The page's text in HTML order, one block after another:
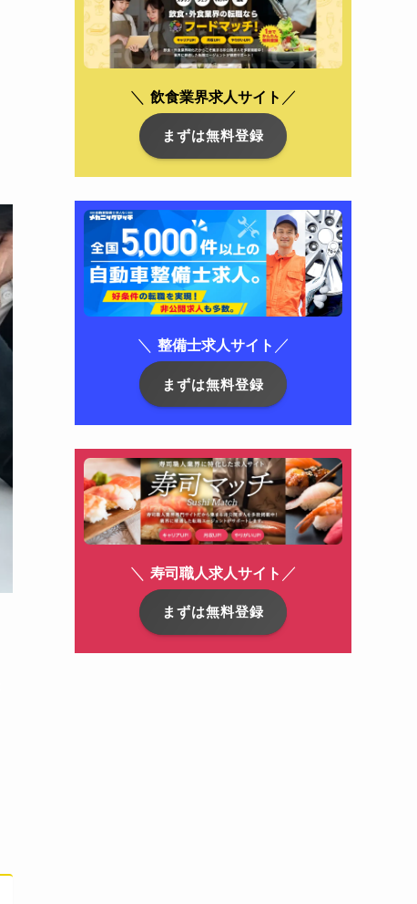
＼ 飲食業界求人サイト ／
まずは無料登録
＼ 整備士求人サイト ／
まずは無料登録
＼ 寿司職人求人サイト ／
まずは無料登録